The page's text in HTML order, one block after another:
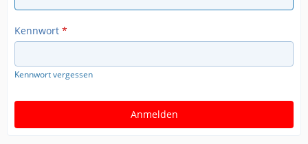
Kennwort *
Kennwort vergessen